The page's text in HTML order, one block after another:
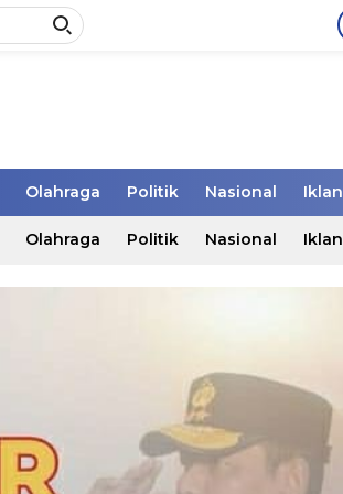
Olahraga Politik Nasional Iklan
Olahraga Politik Nasional Iklan